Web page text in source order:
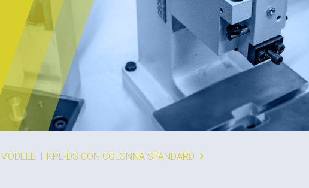
MODELLI HKPL-DS CON COLONNA STANDARD